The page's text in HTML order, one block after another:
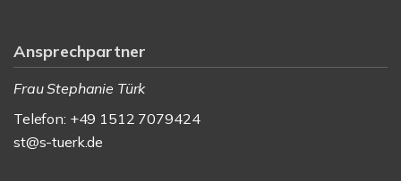
Ansprechpartner
Frau Stephanie Türk
Telefon: +49 1512 7079424
st@s-tuerk.de